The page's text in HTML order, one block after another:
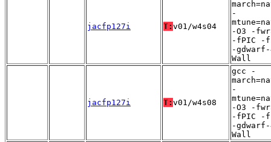
jacfp127i T: v01/w4s04
-
-O3 -
-fPIC -
-
Wall
jacfp127i T: v01/w4s08
gcc -
-
-O3 -
-fPIC -
-
Wall